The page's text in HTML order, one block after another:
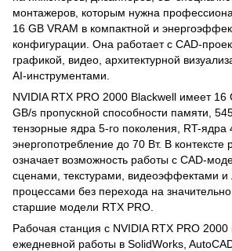
монтажеров, которым нужна
16 GB VRAM в компактной и
конфигурации. Она работает с CAD-
графикой, видео, архитектурной
AI-инструментами.
NVIDIA RTX PRO 2000 Blackwell имеет 16
GB/s пропускной способности памяти,
тензорные ядра 5-го поколения, RT-ядра
энергопотребление до 70 Вт. В контексте
означает возможность работы с CAD-
сценами, текстурами, видеоэффектами и
процессами без перехода на
старшие модели RTX PRO.
Рабочая станция с NVIDIA RTX PRO 2000
ежедневной работы в SolidWorks,